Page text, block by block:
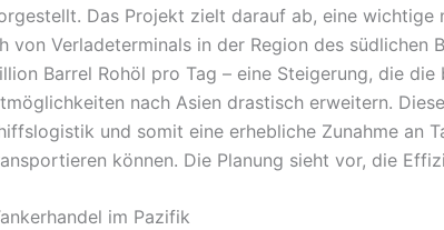
Das Projekt zielt darauf ab, eine
von Verladeterminals in der Region des südlichen
Barrel Rohöl pro Tag – eine Steigerung, die
nach Asien drastisch erweitern.
und somit eine erhebliche Zunahme an
können. Die Planung sieht vor, die
im Pazifik